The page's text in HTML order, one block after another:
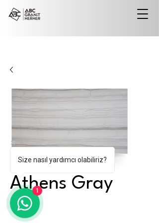
Athens Gray
Size nasıl yardımcı olabiliriz?
1